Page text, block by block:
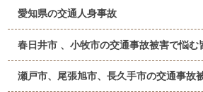
愛知県の交通人身事故
春日井市 、小牧市の交通事故被害で悩む
瀬戸市、尾張旭市、長久手市の交通事故